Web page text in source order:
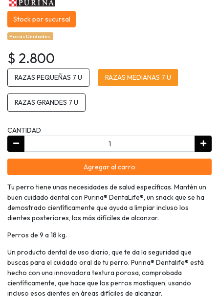
Stock por sucursal
Pocas Unidades.
$ 2.800
RAZAS PEQUEÑAS 7 U RAZAS MEDIANAS 7 U
RAZAS GRANDES 7 U
CANTIDAD
Agregar al carro
Tu perro tiene unas necesidades de salud específicas. Mantén un
buen cuidado dental con Purina® DentaLife®, un snack que se ha
demostrado científicamente que ayuda a limpiar incluso los
dientes posteriores, los más difíciles de alcanzar.
Perros de 9 a 18 kg.
Un producto dental de uso diario, que te da la seguridad que
buscas para el cuidado oral de tu perro. Purina® Dentalife® está
hecho con una innovadora textura porosa, comprobada
científicamente, que hace que los perros mastiquen, usando
incluso esos dientes en áreas difíciles de alcanzar.